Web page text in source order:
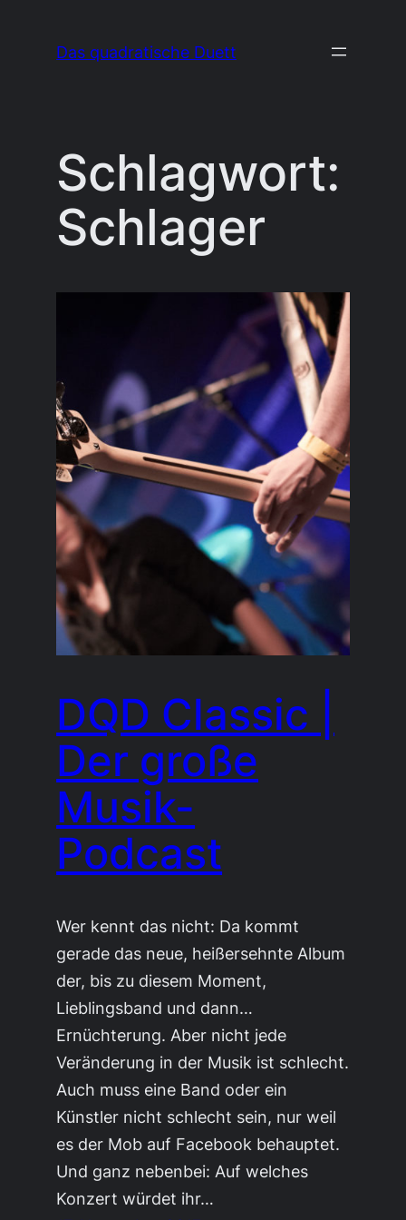
Das quadratische Duett
Schlagwort:
Schlager
DQD Classic |
Der große
Musik-
Podcast
Wer kennt das nicht: Da kommt
gerade das neue, heißersehnte Album
der, bis zu diesem Moment,
Lieblingsband und dann…
Ernüchterung. Aber nicht jede
Veränderung in der Musik ist schlecht.
Auch muss eine Band oder ein
Künstler nicht schlecht sein, nur weil
es der Mob auf Facebook behauptet.
Und ganz nebenbei: Auf welches
Konzert würdet ihr…